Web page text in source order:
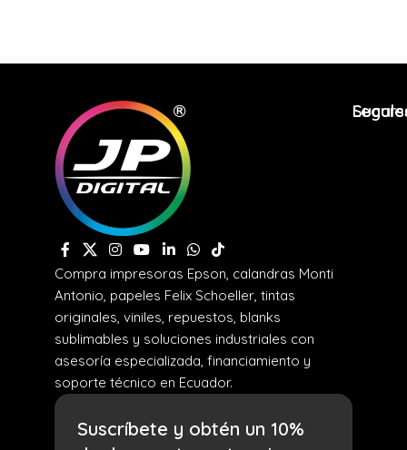
Compra impresoras Epson, calandras Monti
Antonio, papeles Felix Schoeller, tintas
originales, viniles, repuestos, blanks
sublimables y soluciones industriales con
asesoría especializada, financiamiento y
soporte técnico en Ecuador.
Suscríbete y obtén un 10%